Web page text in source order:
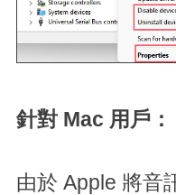
針對 Mac 用戶：
由於 Apple 將音